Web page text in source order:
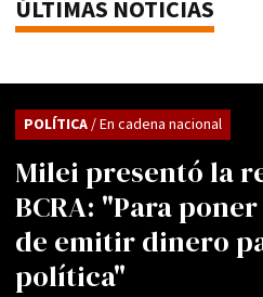
ÚLTIMAS NOTICIAS
Milei presentó la
BCRA: "Para
de emitir dinero
política"
POLÍTICA/ En cadena nacional